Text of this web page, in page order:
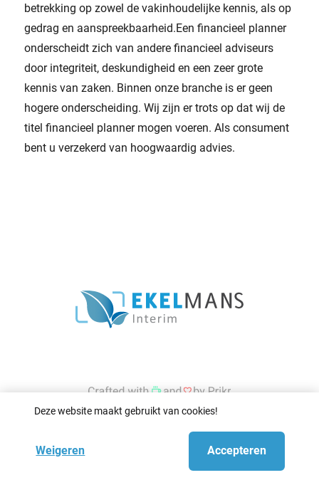
betrekking op zowel de vakinhoudelijke kennis, als op
gedrag en aanspreekbaarheid.Een financieel planner
onderscheidt zich van andere financieel adviseurs
door integriteit, deskundigheid en een zeer grote
kennis van zaken. Binnen onze branche is er geen
hogere onderscheiding. Wij zijn er trots op dat wij de
titel financieel planner mogen voeren. Als consument
bent u verzekerd van hoogwaardig advies.
Deze website maakt gebruikt van cookies!
Weigeren Accepteren